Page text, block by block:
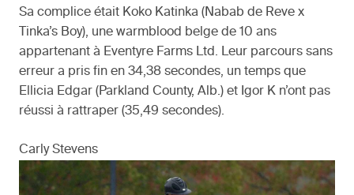
Sa complice était Koko Katinka (Nabab de Reve x
Tinka’s Boy), une warmblood belge de 10 ans
appartenant à Eventyre Farms Ltd. Leur parcours sans
erreur a pris fin en 34,38 secondes, un temps que
Ellicia Edgar (Parkland County, Alb.) et Igor K n’ont pas
réussi à rattraper (35,49 secondes).
Carly Stevens